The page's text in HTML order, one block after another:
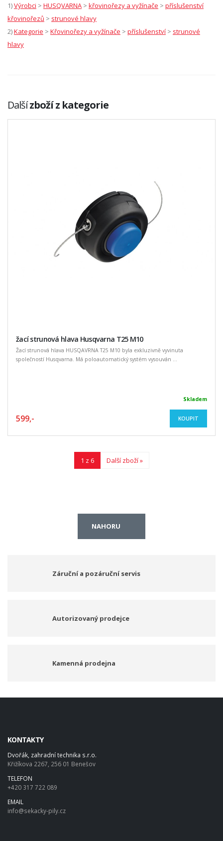
1)Výrobci > HUSQVARNA > křovinořezy a vyžínače > příslušenství
křovinořezů > strunové hlavy
2)Kategorie > Křovinořezy a vyžínače > příslušenství > strunové
hlavy
Dalšízboží z kategorie
žací strunová hlava Husqvarna T25 M10
Žací strunová hlava HUSQAVRNA T25 M10 byla exkluzivně vyvinuta
společností Husqvarna. Má poloautomatický systém vysouván ...
Skladem
599,- KOUPIT
1 z 6 Další zboží »
NAHORU
Záruční a pozáruční servis
Autorizovaný prodejce
Kamenná prodejna
KONTAKTY
Dvořák, zahradní technika s.r.o.
Křižíkova 2267, 256 01 Benešov
TELEFON
+420 317 722 089
EMAIL
info@sekacky-pily.cz